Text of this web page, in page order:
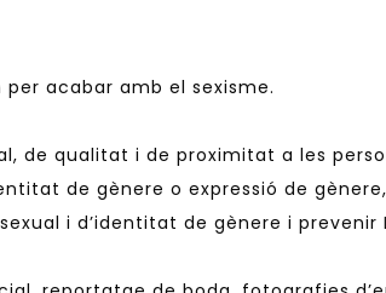
per acabar amb el sexisme.
de qualitat i de proximitat a les
de gènere o expressió de
i d’identitat de gènere i prevenir